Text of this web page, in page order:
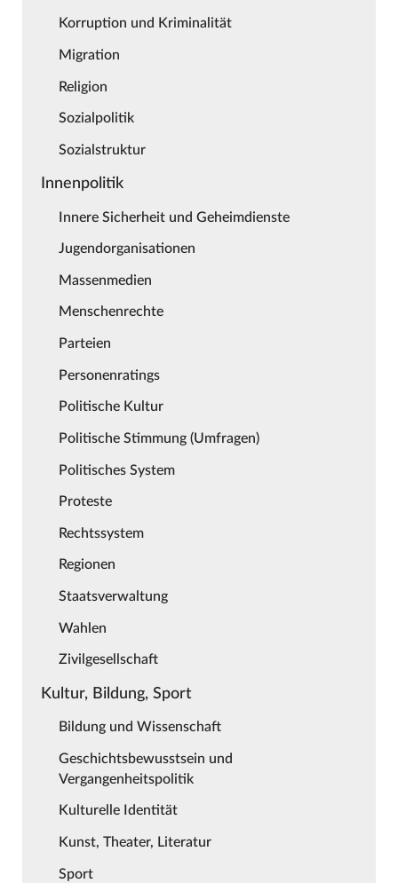
Korruption und Kriminalität
Migration
Religion
Sozialpolitik
Sozialstruktur
Innenpolitik
Innere Sicherheit und Geheimdienste
Jugendorganisationen
Massenmedien
Menschenrechte
Parteien
Personenratings
Politische Kultur
Politische Stimmung (Umfragen)
Politisches System
Proteste
Rechtssystem
Regionen
Staatsverwaltung
Wahlen
Zivilgesellschaft
Kultur, Bildung, Sport
Bildung und Wissenschaft
Geschichtsbewusstsein und
Vergangenheitspolitik
Kulturelle Identität
Kunst, Theater, Literatur
Sport